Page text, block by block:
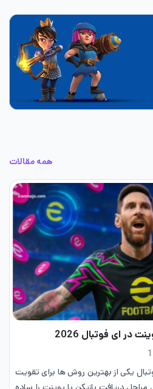
همه مقالات
در ای فوتبال 2026
یکی از بهترین روش ها برای تقویت